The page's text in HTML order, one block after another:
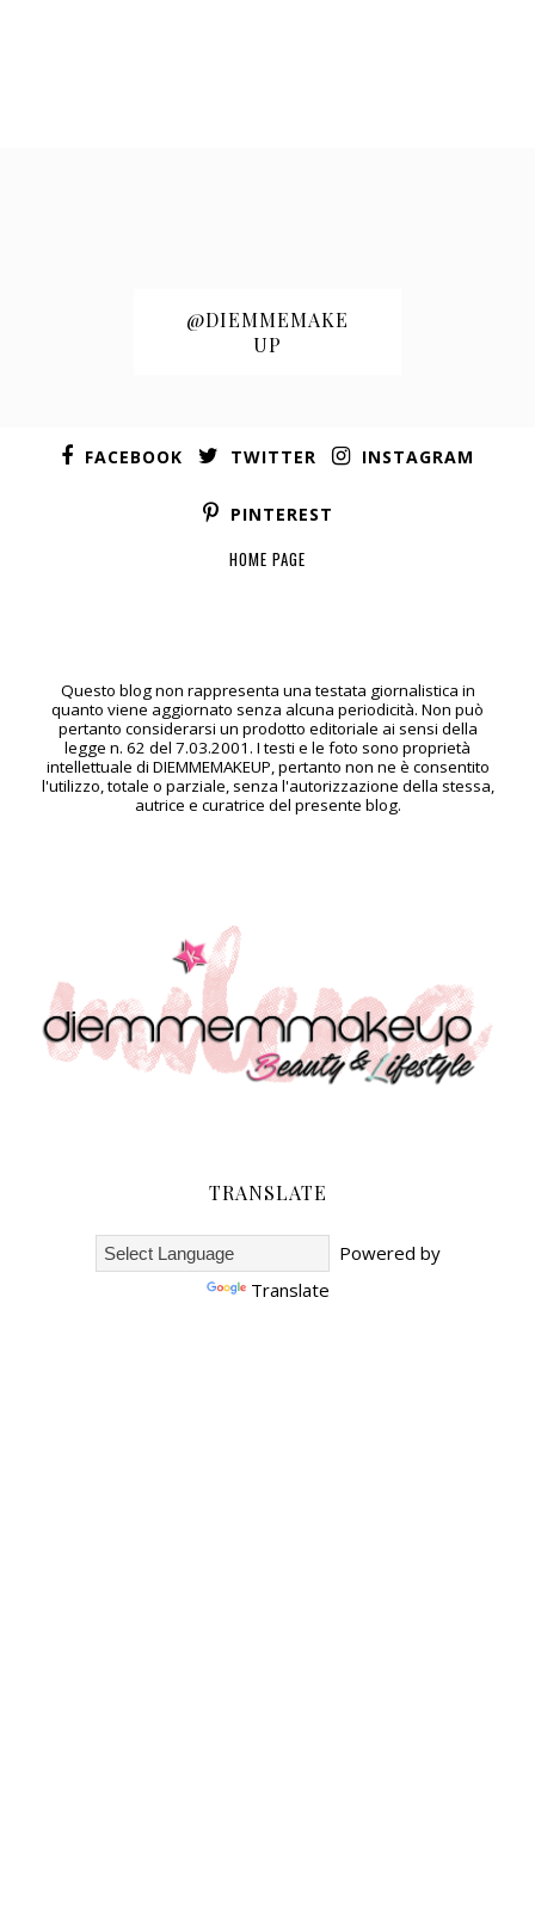
@DIEMMEMAKE
UP
FACEBOOK TWITTER INSTAGRAM
PINTEREST
HOME PAGE
Questo blog non rappresenta una testata giornalistica in
quanto viene aggiornato senza alcuna periodicità. Non può
pertanto considerarsi un prodotto editoriale ai sensi della
legge n. 62 del 7.03.2001. I testi e le foto sono proprietà
intellettuale di DIEMMEMAKEUP, pertanto non ne è consentito
l'utilizzo, totale o parziale, senza l'autorizzazione della stessa,
autrice e curatrice del presente blog.
TRANSLATE
Powered by
Translate